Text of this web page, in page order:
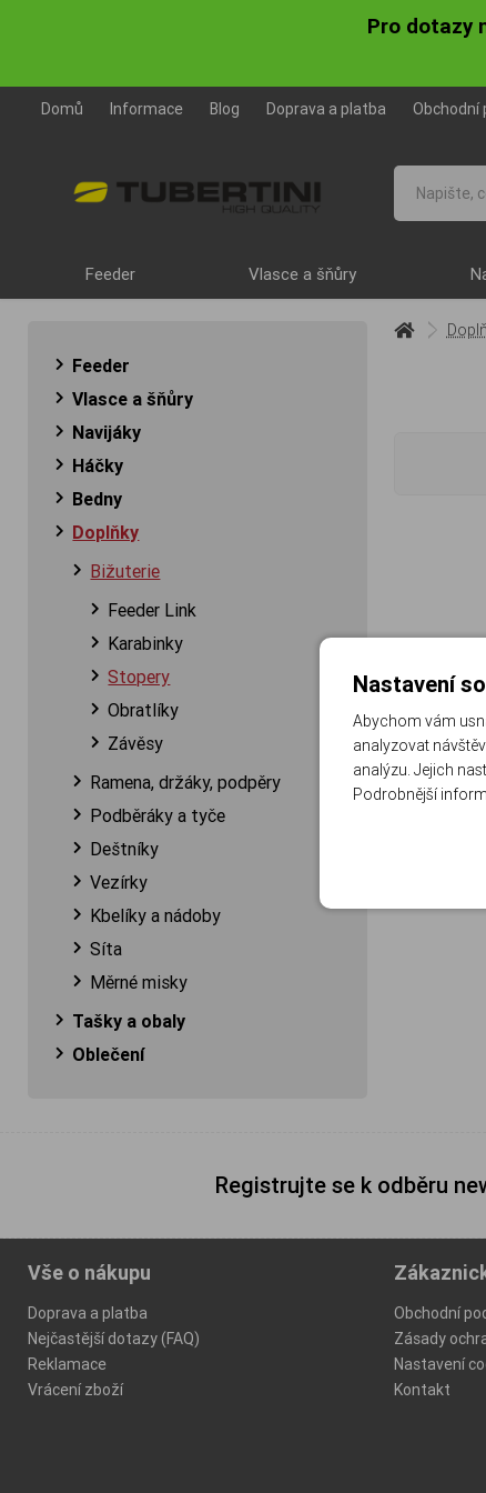
Pro dotazy
Domů Informace Blog Doprava a platba Obchodní
Feeder Vlasce a šňůry
Feeder
Vlasce a šňůry
Navijáky
Háčky
Bedny
Doplňky
Bižuterie
Feeder Link
Karabinky
Stopery
Obratlíky
Závěsy
Ramena, držáky, podpěry
Podběráky a tyče
Deštníky
Vezírky
Kbelíky a nádoby
Síta
Měrné misky
Tašky a obaly
Oblečení
Registrujte se k odběru
Vše o nákupu
Doprava a platba
Nejčastější dotazy (FAQ)
Reklamace
Vrácení zboží
Obchodní
Zásady
Nastavení
Kontakt
Nastavení
Abychom vám
analyzovat
analýzu. Jejich
Podrobnější